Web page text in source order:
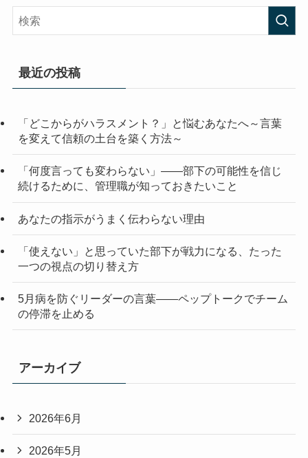
最近の投稿
「どこからがハラスメント？」と悩むあなたへ～言葉
を変えて信頼の土台を築く方法～
「何度言っても変わらない」——部下の可能性を信じ
続けるために、管理職が知っておきたいこと
あなたの指示がうまく伝わらない理由
「使えない」と思っていた部下が戦力になる、たった
一つの視点の切り替え方
5月病を防ぐリーダーの言葉——ペップトークでチーム
の停滞を止める
アーカイブ
2026年6月
2026年5月